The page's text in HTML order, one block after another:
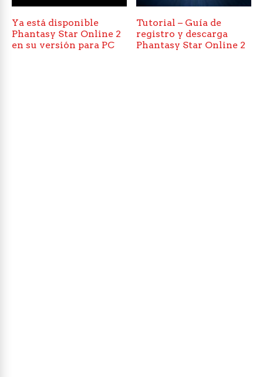
Ya está disponible
Phantasy Star Online 2
en su versión para PC
Tutorial – Guía de
registro y descarga
Phantasy Star Online 2